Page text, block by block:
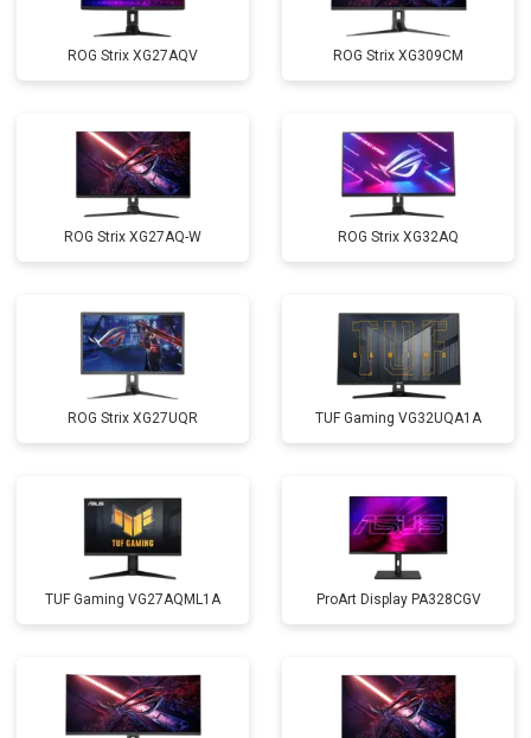
ROG Strix XG27AQV ROG Strix XG309CM
ROG Strix XG27AQ-W ROG Strix XG32AQ
ROG Strix XG27UQR TUF Gaming VG32UQA1A
TUF Gaming VG27AQML1A ProArt Display PA328CGV